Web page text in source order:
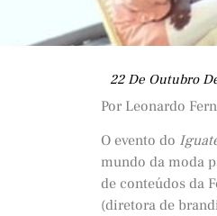
22 De Outubro
Por Leonardo
O evento do
mundo da moda
de conteúdos da
(diretora de